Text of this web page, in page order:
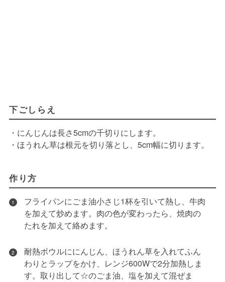
下ごしらえ
・にんじんは長さ5cmの千切りにします。
・ほうれん草は根元を切り落とし、5cm幅に切ります。
作り方
1
フライパンにごま油小さじ1杯を引いて熱し、牛肉
を加えて炒めます。肉の色が変わったら、焼肉の
たれを加えて絡めます。
2
耐熱ボウルににんじん、ほうれん草を入れてふん
わりとラップをかけ、レンジ600Wで2分加熱しま
す。取り出して☆のごま油、塩を加えて混ぜま